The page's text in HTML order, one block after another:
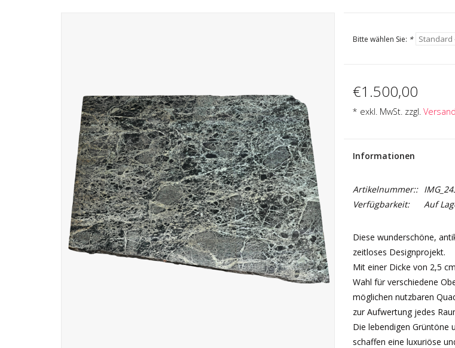
Bitte wählen Sie: *
€1.500,00
* exkl. MwSt. zzgl.
Informationen
Artikelnummer::
Verfügbarkeit:
Auf
Diese wunderschöne,
zeitloses Designprojekt.
Mit einer Dicke von 2,5
Wahl für verschiedene
möglichen nutzbaren
zur Aufwertung jedes
Die lebendigen Grüntöne
schaffen eine luxuriöse